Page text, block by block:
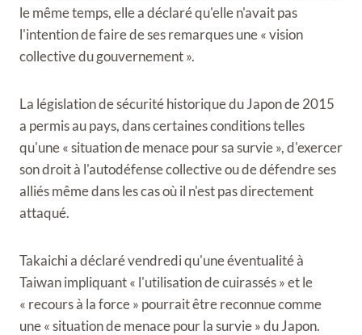
le même temps, elle a déclaré qu'elle n'avait pas
l'intention de faire de ses remarques une « vision
collective du gouvernement ».
La législation de sécurité historique du Japon de 2015
a permis au pays, dans certaines conditions telles
qu'une « situation de menace pour sa survie », d'exercer
son droit à l'autodéfense collective ou de défendre ses
alliés même dans les cas où il n'est pas directement
attaqué.
Takaichi a déclaré vendredi qu'une éventualité à
Taiwan impliquant « l'utilisation de cuirassés » et le
« recours à la force » pourrait être reconnue comme
une « situation de menace pour la survie » du Japon.